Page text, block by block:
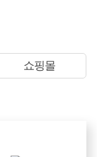
쇼핑몰